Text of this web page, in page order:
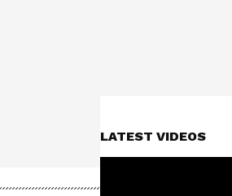
LATEST VIDEOS